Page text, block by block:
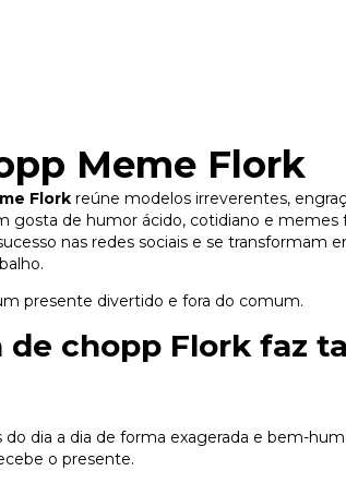
Meme Flork
Flork reúne modelos irreverentes,
gosta de humor ácido, cotidiano e memes
nas redes sociais e se transformam
presente divertido e fora do comum.
de chopp Flork faz
dia a dia de forma exagerada e bem-
o presente.